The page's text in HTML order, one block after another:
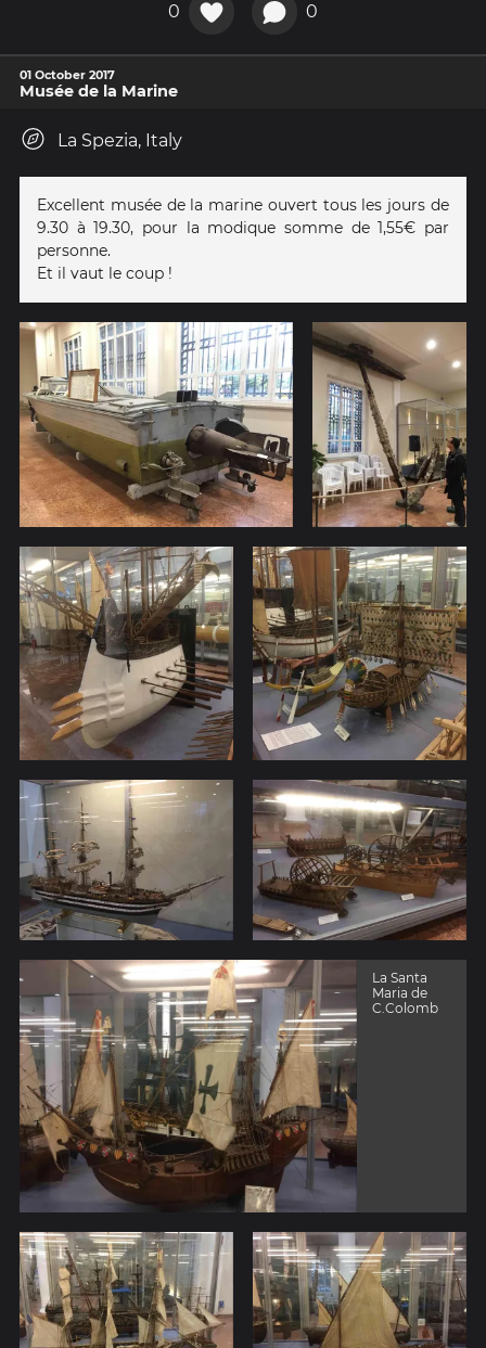
0 0
01 October 2017
Musée de la Marine
La Spezia, Italy
Excellent musée de la marine ouvert tous les jours de
9.30 à 19.30, pour la modique somme de 1,55€ par
personne.
Et il vaut le coup !
La Santa
Maria de
C.Colomb